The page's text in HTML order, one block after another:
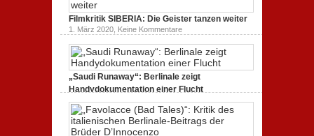
BERLIN
ALEXANDERPLATZ:
Neuauflage
eines
Jahrhundertwerks
Filmkritik SIBERIA: Die Geister tanzen weiter
1. März 2020, Keine Kommentarezu
Filmkritik
SIBERIA:
Die
Geister
tanzen
weiter
„Saudi Runaway“: Berlinale zeigt
Handydokumentation einer Flucht
„Saudi
Runaway“:
Berlinale